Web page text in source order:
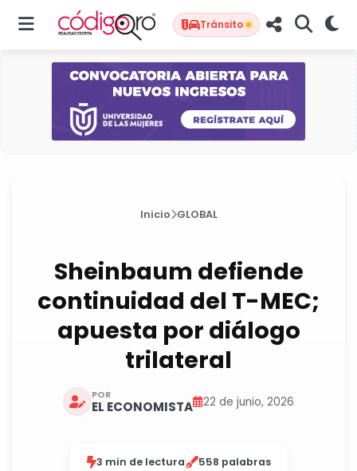
Tránsito
Inicio GLOBAL
Sheinbaum defiende
continuidad del T-MEC;
apuesta por diálogo
trilateral
POR
EL ECONOMISTA 22 de junio, 2026
3 min de lectura 558 palabras